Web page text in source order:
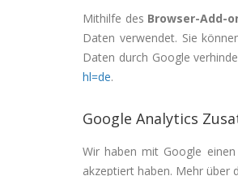
Mithilfe des Browser-Add-
Daten verwendet. Sie
Daten durch Google
hl=de.
Google Analytics
Wir haben mit Google
akzeptiert haben. Mehr über